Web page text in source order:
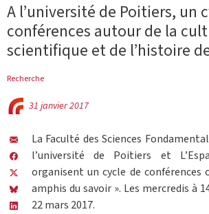
A l’université de Poitiers, un
conférences autour de la
scientifique et de l’histoire
Recherche
31 janvier 2017
La Faculté des Sciences
l’université de Poitiers et
organisent un cycle de conférences
amphis du savoir ». Les mercredis à
22 mars 2017.